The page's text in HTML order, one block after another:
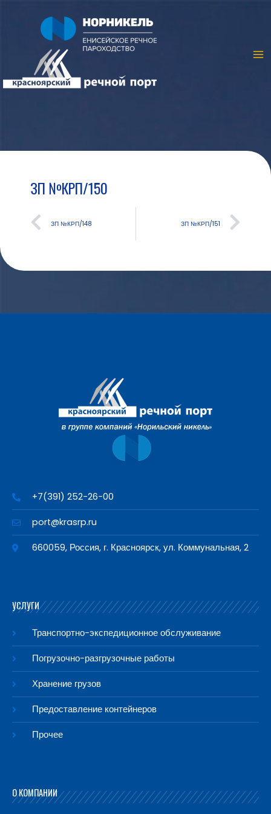
ЗП №КРП/150
ЗП №КРП/148 ЗП №КРП/151
+7(391) 252-26-00
port@krasrp.ru
660059, Россия, г. Красноярск, ул. Коммунальная, 2
УСЛУГИ
Транспортно-экспедиционное обслуживание
Погрузочно-разгрузочные работы
Хранение грузов
Предоставление контейнеров
Прочее
О КОМПАНИИ